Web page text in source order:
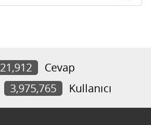
21,912
Cevap
3,975,765 Kullanıcı